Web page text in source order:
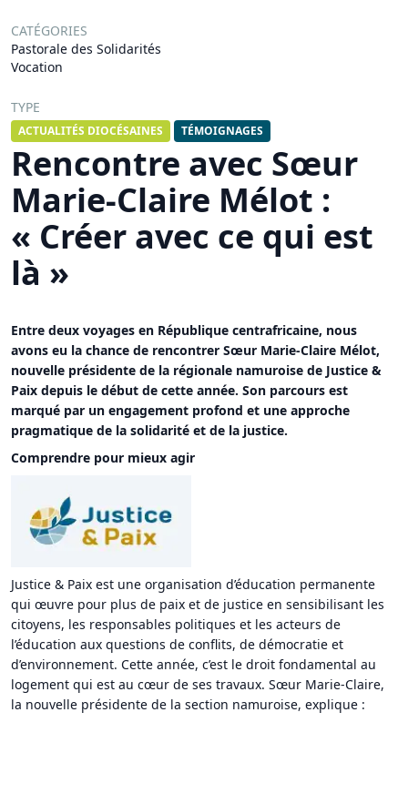
CATÉGORIES
Pastorale des Solidarités
Vocation
TYPE
ACTUALITÉS DIOCÉSAINES TÉMOIGNAGES
Rencontre avec Sœur
Marie-Claire Mélot :
« Créer avec ce qui est
là »
Entre deux voyages en République centrafricaine, nous
avons eu la chance de rencontrer Sœur Marie-Claire Mélot,
nouvelle présidente de la régionale namuroise de Justice &
Paix depuis le début de cette année. Son parcours est
marqué par un engagement profond et une approche
pragmatique de la solidarité et de la justice.
Comprendre pour mieux agir
Justice & Paix est une organisation d’éducation permanente
qui œuvre pour plus de paix et de justice en sensibilisant les
citoyens, les responsables politiques et les acteurs de
l’éducation aux questions de conflits, de démocratie et
d’environnement. Cette année, c’est le droit fondamental au
logement qui est au cœur de ses travaux. Sœur Marie-Claire,
la nouvelle présidente de la section namuroise, explique :